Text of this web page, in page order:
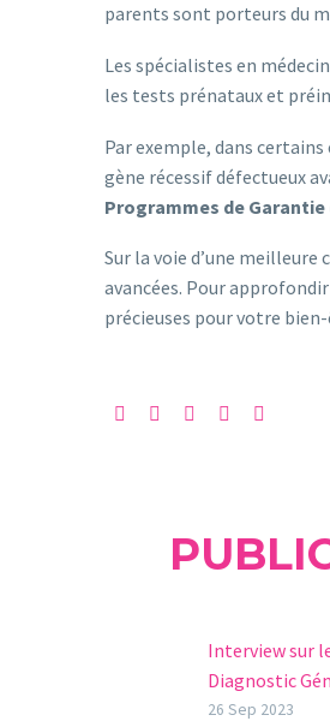
parents sont porteurs du
Les spécialistes en
les tests prénataux et
Par exemple, dans
gène récessif défectueux
Programmes de Garantie
Sur la voie d’une
avancées. Pour
précieuses pour votre
Interview sur
Diagnostic
26 Sep 2023